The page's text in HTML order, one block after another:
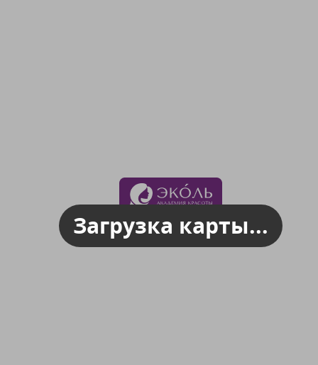
Загрузка карты...